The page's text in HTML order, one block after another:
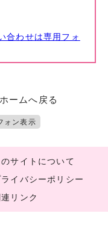
合わせは専用フォ
ホームへ戻る
ォン表示
のサイトについて
ライバシーポリシー
連リンク